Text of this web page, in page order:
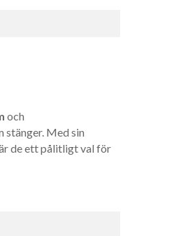
och
stänger. Med sin
de ett pålitligt val för